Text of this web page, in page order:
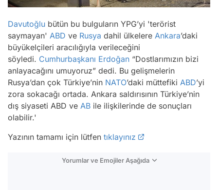
Davutoğlu bütün bu bulguların YPG’yi 'terörist
saymayan' ABD ve Rusya dahil ülkelere Ankara’daki
büyükelçileri aracılığıyla verileceğini
söyledi. Cumhurbaşkanı Erdoğan “Dostlarımızın bizi
anlayacağını umuyoruz” dedi. Bu gelişmelerin
Rusya’dan çok Türkiye’nin NATO’daki müttefiki ABD’yi
zora sokacağı ortada. Ankara saldırısının Türkiye’nin
dış siyaseti ABD ve AB ile ilişkilerinde de sonuçları
olabilir.'
Yazının tamamı için lütfen tıklayınız
Yorumlar ve Emojiler Aşağıda